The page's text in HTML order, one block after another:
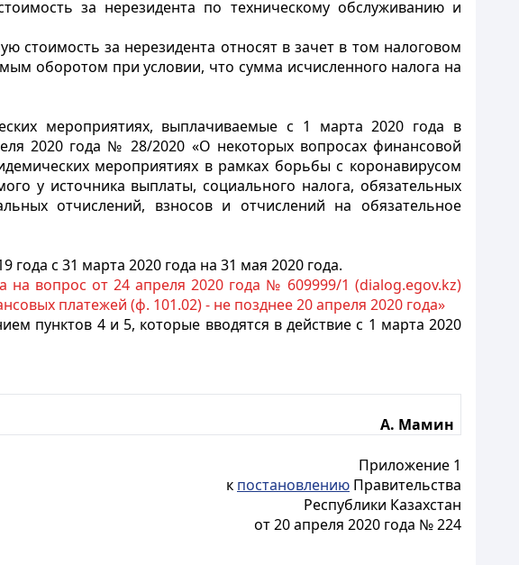
за нерезидента по техническому обслуживанию и
стоимость за нерезидента относят в зачет в том налоговом
оборотом при условии, что сумма исчисленного налога на
мероприятиях, выплачиваемые с 1 марта 2020 года в
2020 года № 28/2020 «О некоторых вопросах финансовой
мероприятиях в рамках борьбы с коронавирусом
у источника выплаты, социального налога, обязательных
отчислений, взносов и отчислений на обязательное
с 31 марта 2020 года на 31 мая 2020 года.
вопрос от 24 апреля 2020 года № 609999/1 (dialog.egov.kz)
платежей (ф. 101.02) - не позднее 20 апреля 2020 года»
пунктов 4 и 5, которые вводятся в действие с 1 марта 2020
А. Мамин
Приложение 1
к постановлению Правительства
Республики Казахстан
от 20 апреля 2020 года № 224